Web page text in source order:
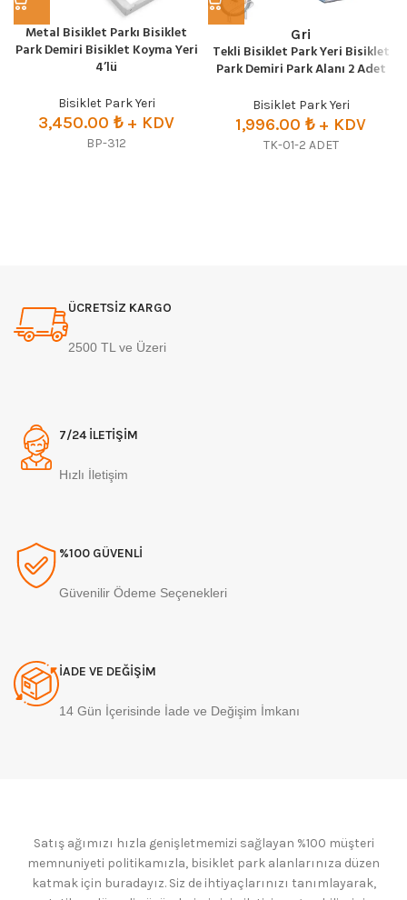
Metal Bisiklet Parkı Bisiklet
Park Demiri Bisiklet Koyma Yeri
4’lü
Bisiklet Park Yeri
3,450.00 ₺+ KDV
BP-312
Gri
Tekli Bisiklet Park Yeri Bisiklet
Park Demiri Park Alanı 2 Adet
Bisiklet Park Yeri
1,996.00 ₺+ KDV
TK-01-2 ADET
ÜCRETSİZ KARGO
2500 TL ve Üzeri
7/24 İLETİŞİM
Hızlı İletişim
%100 GÜVENLİ
Güvenilir Ödeme Seçenekleri
İADE VE DEĞİŞİM
14 Gün İçerisinde İade ve Değişim İmkanı
Satış ağımızı hızla genişletmemizi sağlayan %100 müşteri
memnuniyeti politikamızla, bisiklet park alanlarınıza düzen
katmak için buradayız. Siz de ihtiyaçlarınızı tanımlayarak,